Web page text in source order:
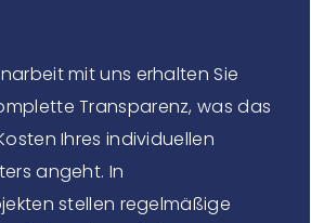
mit uns erhalten Sie
Transparenz, was das
Ihres individuellen
angeht. In
stellen regelmäßige